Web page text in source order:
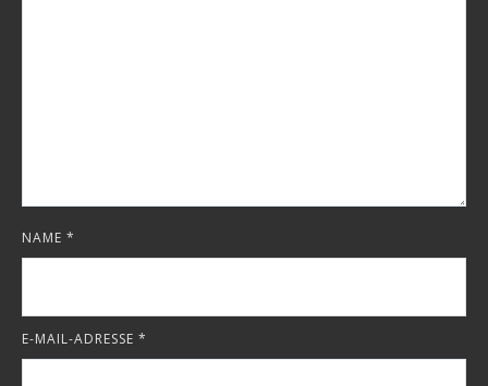
NAME *
E-MAIL-ADRESSE *